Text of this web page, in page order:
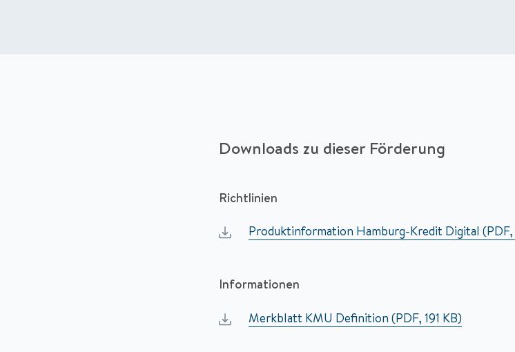
Downloads zu dieser Förderung
Richtlinien
Produktinformation Hamburg-Kredit Digital
Informationen
Merkblatt KMU Definition (PDF, 191 KB)